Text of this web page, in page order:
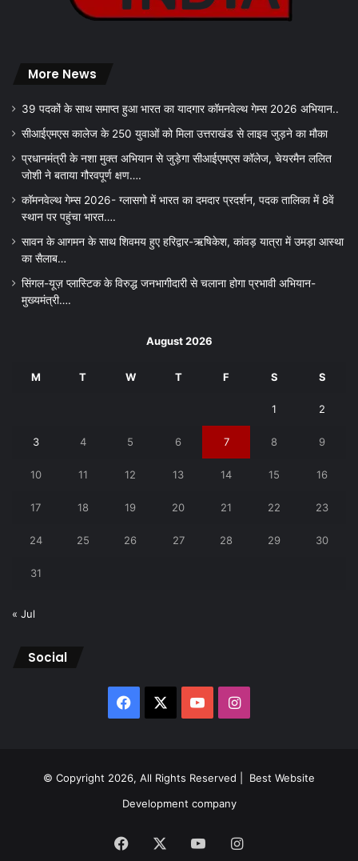
More News
39 पदकों के साथ समाप्त हुआ भारत का यादगार कॉमनवेल्थ गेम्स 2026 अभियान..
सीआईएमएस कालेज के 250 युवाओं को मिला उत्तराखंड से लाइव जुड़ने का मौका
प्रधानमंत्री के नशा मुक्त अभियान से जुड़ेगा सीआईएमएस कॉलेज, चेयरमैन ललित
जोशी ने बताया गौरवपूर्ण क्षण….
कॉमनवेल्थ गेम्स 2026- ग्लासगो में भारत का दमदार प्रदर्शन, पदक तालिका में 8वें
स्थान पर पहुंचा भारत….
सावन के आगमन के साथ शिवमय हुए हरिद्वार-ऋषिकेश, कांवड़ यात्रा में उमड़ा आस्था
का सैलाब…
सिंगल-यूज़ प्लास्टिक के विरुद्ध जनभागीदारी से चलाना होगा प्रभावी अभियान-
मुख्यमंत्री….
August 2026
M T W T F S S
1 2
3 4 5 6 7 8 9
10 11 12 13 14 15 16
17 18 19 20 21 22 23
24 25 26 27 28 29 30
31
« Jul
Social
Facebook YouTubeInstagram
© Copyright 2026, All Rights Reserved | Best Website
Development company
Facebook YouTubeInstagram